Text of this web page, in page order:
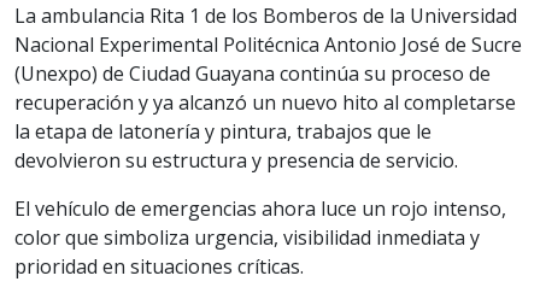
La ambulancia Rita 1 de los Bomberos de la Universidad
Nacional Experimental Politécnica Antonio José de Sucre
(Unexpo) de Ciudad Guayana continúa su proceso de
recuperación y ya alcanzó un nuevo hito al completarse
la etapa de latonería y pintura, trabajos que le
devolvieron su estructura y presencia de servicio.
El vehículo de emergencias ahora luce un rojo intenso,
color que simboliza urgencia, visibilidad inmediata y
prioridad en situaciones críticas.